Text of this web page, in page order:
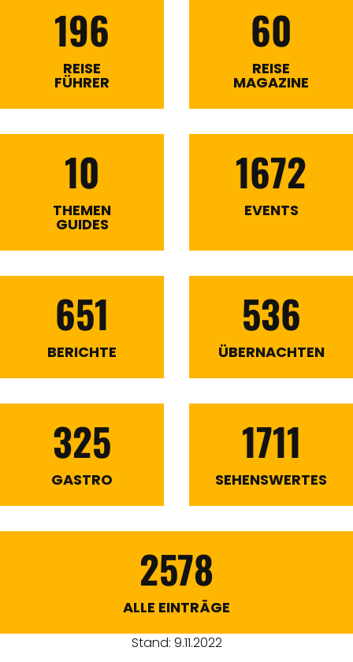
196
REISE
FÜHRER
60
REISE
MAGAZINE
10
THEMEN
GUIDES
1672
EVENTS
651
BERICHTE
536
ÜBERNACHTEN
325
GASTRO
1711
SEHENSWERTES
2578
ALLE EINTRÄGE
Stand: 9.11.2022